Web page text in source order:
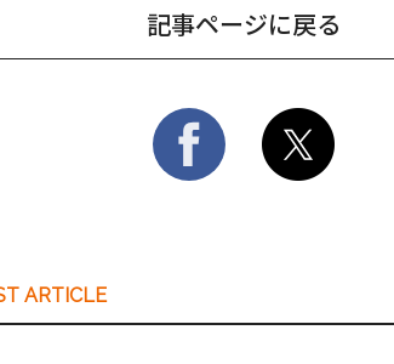
記事ページに戻る
ARTICLE